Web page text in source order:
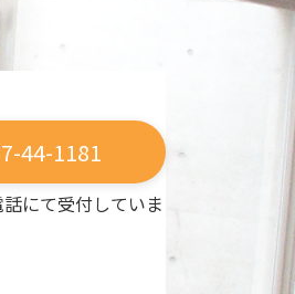
44-1181
にて受付していま